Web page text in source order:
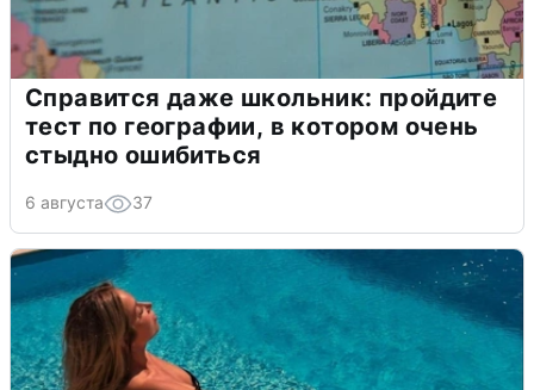
Справится даже школьник: пройдите
тест по географии, в котором очень
стыдно ошибиться
6 августа 37